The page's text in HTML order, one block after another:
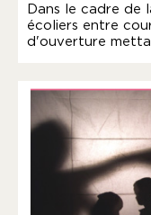
Dans le cadre de
écoliers entre
d'ouverture